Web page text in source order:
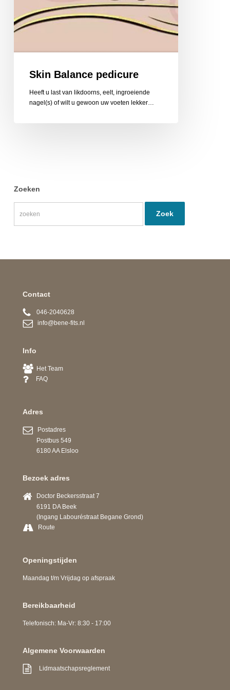
Skin Balance pedicure
Heeft u last van likdoorns, eelt, ingroeiende
nagel(s) of wilt u gewoon uw voeten lekker…
Zoeken
Contact
046-2040628
info@bene-fits.nl
Info
Het Team
FAQ
Adres
Postadres
Postbus 549
6180 AA Elsloo
Bezoek adres
Doctor Beckersstraat 7
6191 DA Beek
(Ingang Labouréstraat Begane Grond)
Route
Openingstijden
Maandag t/m Vrijdag op afspraak
Bereikbaarheid
Telefonisch: Ma-Vr: 8:30 - 17:00
Algemene Voorwaarden
Lidmaatschapsreglement